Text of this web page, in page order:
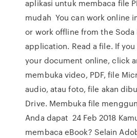
aplikasi untuk membaca file
mudah You can work online
or work offline from the Soda
application. Read a file. If
your document online, click
membuka video, PDF, file
audio, atau foto, file akan
Drive. Membuka file
Anda dapat 24 Feb 2018
membaca eBook? Selain